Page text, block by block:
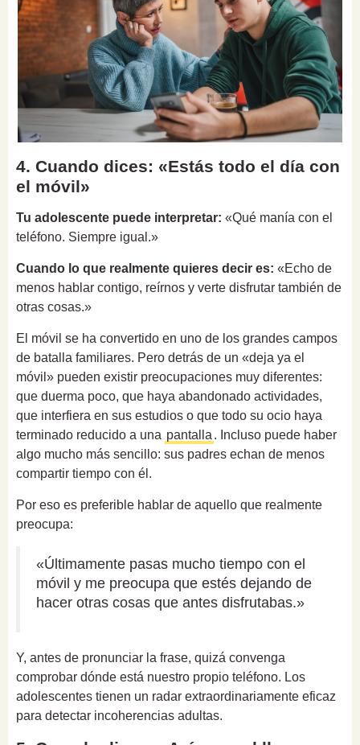
4. Cuando dices: «Estás todo el día con
el móvil»
Tu adolescente puede interpretar: «Qué manía con el
teléfono. Siempre igual.»
Cuando lo que realmente quieres decir es: «Echo de
menos hablar contigo, reírnos y verte disfrutar también de
otras cosas.»
El móvil se ha convertido en uno de los grandes campos
de batalla familiares. Pero detrás de un «deja ya el
móvil» pueden existir preocupaciones muy diferentes:
que duerma poco, que haya abandonado actividades,
que interfiera en sus estudios o que todo su ocio haya
terminado reducido a una pantalla . Incluso puede haber
algo mucho más sencillo: sus padres echan de menos
compartir tiempo con él.
Por eso es preferible hablar de aquello que realmente
preocupa:
«Últimamente pasas mucho tiempo con el
móvil y me preocupa que estés dejando de
hacer otras cosas que antes disfrutabas.»
Y, antes de pronunciar la frase, quizá convenga
comprobar dónde está nuestro propio teléfono. Los
adolescentes tienen un radar extraordinariamente eficaz
para detectar incoherencias adultas.